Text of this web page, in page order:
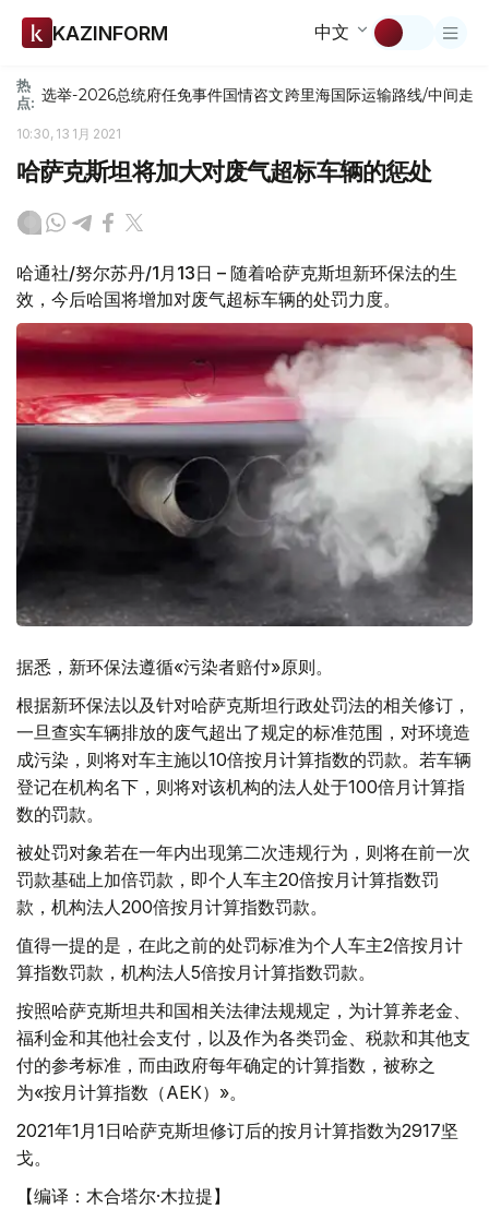
KAZINFORM 中文
热
点: 选举-2026总统府任免事件国情咨文跨里海国际运输路线/中间走廊
10:30, 13 1月 2021
哈萨克斯坦将加大对废气超标车辆的惩处
哈通社/努尔苏丹/1月13日 – 随着哈萨克斯坦新环保法的生
效，今后哈国将增加对废气超标车辆的处罚力度。
据悉，新环保法遵循«污染者赔付»原则。
根据新环保法以及针对哈萨克斯坦行政处罚法的相关修订，
一旦查实车辆排放的废气超出了规定的标准范围，对环境造
成污染，则将对车主施以10倍按月计算指数的罚款。若车辆
登记在机构名下，则将对该机构的法人处于100倍月计算指
数的罚款。
被处罚对象若在一年内出现第二次违规行为，则将在前一次
罚款基础上加倍罚款，即个人车主20倍按月计算指数罚
款，机构法人200倍按月计算指数罚款。
值得一提的是，在此之前的处罚标准为个人车主2倍按月计
算指数罚款，机构法人5倍按月计算指数罚款。
按照哈萨克斯坦共和国相关法律法规规定，为计算养老金、
福利金和其他社会支付，以及作为各类罚金、税款和其他支
付的参考标准，而由政府每年确定的计算指数，被称之
为«按月计算指数（АЕК）»。
2021年1月1日哈萨克斯坦修订后的按月计算指数为2917坚
戈。
【编译：木合塔尔·木拉提】